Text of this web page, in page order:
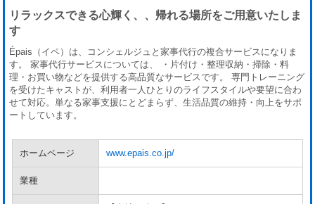
リラックスできる心輝く、、帰れる場所をご用意いたしま
す
Épais（イペ）は、コンシェルジュと家事代行の複合サービスになりま
す。 家事代行サービスについては、 ・片付け・整理収納・掃除・料
理・お買い物などを提供する高品質なサービスです。 専門トレーニング
を受けたキャストが、利用者一人ひとりのライフスタイルや要望に合わ
せて対応。単なる家事支援にとどまらず、生活品質の維持・向上をサポ
ートしています。
ホームページ www.epais.co.jp/
業種